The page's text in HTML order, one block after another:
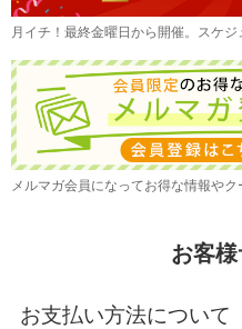
月イチ！最終金曜日から開催。スケジ
メルマガ会員になってお得な情報や
お客
お支払い方法について